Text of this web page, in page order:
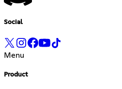
Social
Menu
Product